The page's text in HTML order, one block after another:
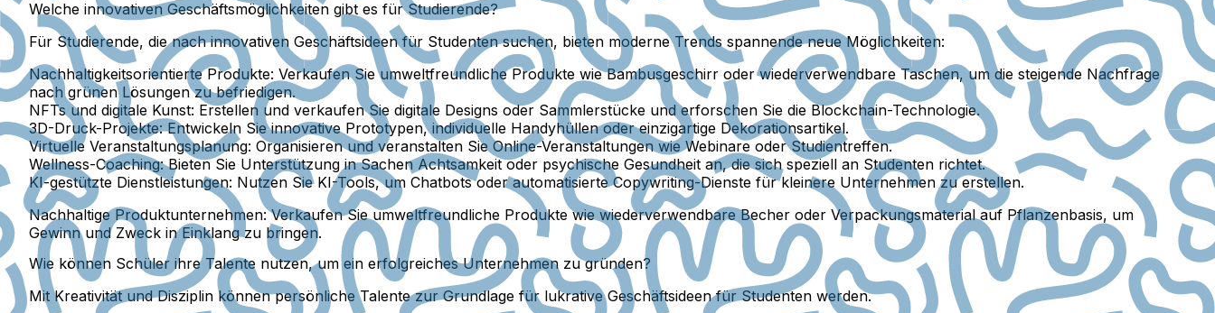
Welche innovativen Geschäftsmöglichkeiten gibt es für Studierende?
Für Studierende, die nach innovativen Geschäftsideen für Studenten suchen, bieten moderne Trends spannende neue Möglichkeiten:
Nachhaltigkeitsorientierte Produkte: Verkaufen Sie umweltfreundliche Produkte wie Bambusgeschirr oder wiederverwendbare Taschen, um die steigende Nachfrage
nach grünen Lösungen zu befriedigen.
NFTs und digitale Kunst: Erstellen und verkaufen Sie digitale Designs oder Sammlerstücke und erforschen Sie die Blockchain-Technologie.
3D-Druck-Projekte:Entwickeln Sie innovative Prototypen, individuelle Handyhüllen oder einzigartige Dekorationsartikel.
Virtuelle Veranstaltungsplanung: Organisieren und veranstalten Sie Online-Veranstaltungen wie Webinare oder Studientreffen.
Wellness-Coaching:Bieten Sie Unterstützung in Sachen Achtsamkeit oder psychische Gesundheit an, die sich speziell an Studenten richtet.
KI-gestützte Dienstleistungen: Nutzen Sie KI-Tools, um Chatbots oder automatisierte Copywriting-Dienste für kleinere Unternehmen zu erstellen.
Nachhaltige Produktunternehmen:Verkaufen Sie umweltfreundliche Produkte wie wiederverwendbare Becher oder Verpackungsmaterial auf Pflanzenbasis, um
Gewinn und Zweck in Einklang zu bringen.
Wie können Schüler ihre Talente nutzen, um ein erfolgreiches Unternehmen zu gründen?
Mit Kreativität und Disziplin können persönliche Talente zur Grundlage für lukrative Geschäftsideen für Studenten werden.